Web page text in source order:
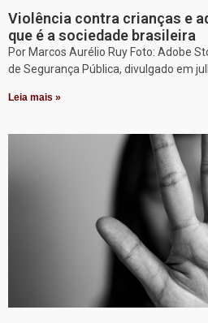
Violência contra crianças e
que é a sociedade brasileira
Por Marcos Aurélio Ruy Foto: Adobe
de Segurança Pública, divulgado em
Leia mais »